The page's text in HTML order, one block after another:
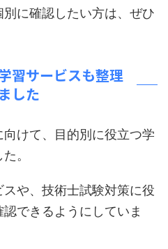
に確認したい方は、ぜひ
習サービスも整理
した
けて、目的別に役立つ学
。
や、技術士試験対策に役
できるようにしていま